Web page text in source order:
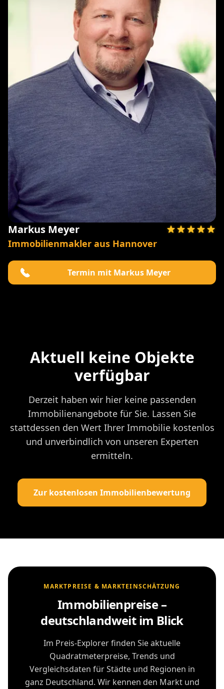
Markus Meyer
Immobilienmakler aus Hannover
Termin mit Markus Meyer
Aktuell keine Objekte
verfügbar
Derzeit haben wir hier keine passenden
Immobilienangebote für Sie. Lassen Sie
stattdessen den Wert Ihrer Immobilie kostenlos
und unverbindlich von unseren Experten
ermitteln.
Zur kostenlosen Immobilienbewertung
MARKTPREISE & MARKTEINSCHÄTZUNG
Immobilienpreise –
deutschlandweit im Blick
Im Preis-Explorer finden Sie aktuelle
Quadratmeterpreise, Trends und
Vergleichsdaten für Städte und Regionen in
ganz Deutschland. Wir kennen den Markt und